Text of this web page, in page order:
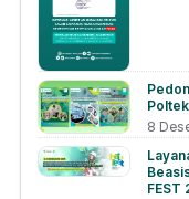
8
FEST